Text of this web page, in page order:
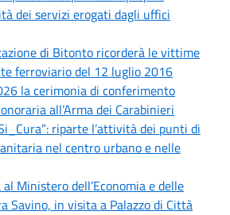
dei servizi erogati dagli uffici
di Bitonto ricorderà le vittime
ferroviario del 12 luglio 2016
la cerimonia di conferimento
all’Arma dei Carabinieri
riparte l’attività dei punti di
nel centro urbano e nelle
Ministero dell’Economia e delle
Savino, in visita a Palazzo di Città